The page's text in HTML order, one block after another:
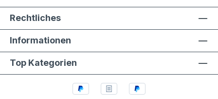
Rechtliches
Informationen
Top Kategorien